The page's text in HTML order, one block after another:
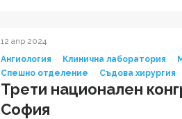
12 апр 2024
Ангиология
Клинична лаборатория
Спешно отделение
Съдова хирургия
Трети национален
София